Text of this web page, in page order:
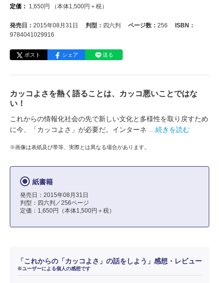
定価： 1,650円 （本体1,500円＋税）
発売日： 2015年08月31日 判型： 四六判 ページ数： 256
ISBN：
9784041029916
ポスト シェア 送る
カッコよさを熱く語ることは、カッコ悪いことではな
い！
これからの情報化社会の先で新しい文化と多様性を取り戻すため
に今、「カッコよさ」が必要だ。インターネ
…続きを読む
※画像は表紙及び帯等、実際とは異なる場合があります。
紙書籍
発売日：2015年08月31日
判型：四六判／256ページ
定価：1,650円（本体1,500円＋税）
「これからの「カッコよさ」の話をしよう」感想・レビュー
※ユーザーによる個人の感想です